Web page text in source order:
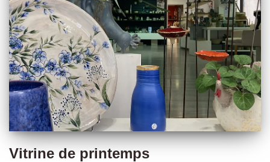
Vitrine de printemps